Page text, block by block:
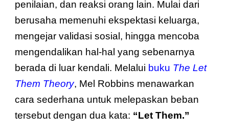
penilaian, dan reaksi orang lain. Mulai dari
berusaha memenuhi ekspektasi keluarga,
mengejar validasi sosial, hingga mencoba
mengendalikan hal-hal yang sebenarnya
berada di luar kendali. Melalui buku The Let
Them Theory, Mel Robbins menawarkan
cara sederhana untuk melepaskan beban
tersebut dengan dua kata: “Let Them.”